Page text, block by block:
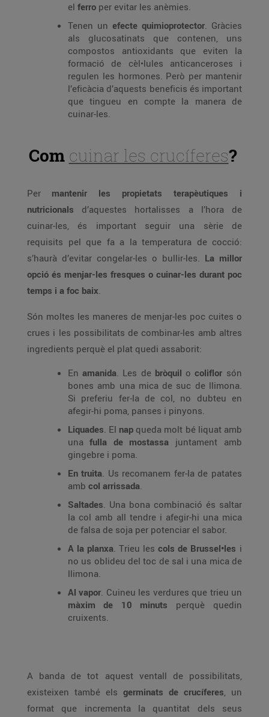
el ferro per evitar les anèmies.
Tenen un efecte quimioprotector. Gràcies
als glucosatinats que contenen, uns
compostos antioxidants que eviten la
formació de cèl•lules anticanceroses i
regulen les hormones. Però per mantenir
l’eficàcia d’aquests beneficis és important
que tingueu en compte la manera de
cuinar-les.
Com cuinar les crucíferes?
Per mantenir les propietats terapèutiques i
nutricionals d’aquestes hortalisses a l’hora de
cuinar-les, és important seguir una sèrie de
requisits pel que fa a la temperatura de cocció:
s’haurà d’evitar congelar-les o bullir-les. La millor
opció és menjar-les fresques o cuinar-les durant poc
temps i a foc baix.
Són moltes les maneres de menjar-les poc cuites o
crues i les possibilitats de combinar-les amb altres
ingredients perquè el plat quedi assaborit:
En amanida. Les de bròquil o coliflor són
bones amb una mica de suc de llimona.
Si preferiu fer-la de col, no dubteu en
afegir-hi poma, panses i pinyons.
Liquades. El nap queda molt bé liquat amb
una fulla de mostassa juntament amb
gingebre i poma.
En truita. Us recomanem fer-la de patates
amb col arrissada.
Saltades. Una bona combinació és saltar
la col amb all tendre i afegir-hi una mica
de falsa de soja per potenciar el sabor.
A la planxa. Trieu les cols de Brussel•les i
no us oblideu del toc de sal i una mica de
llimona.
Al vapor. Cuineu les verdures que trieu un
màxim de 10 minuts perquè quedin
cruixents.
A banda de tot aquest ventall de possibilitats,
existeixen també els germinats de crucíferes, un
format que incrementa la quantitat dels seus